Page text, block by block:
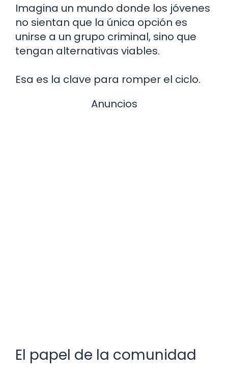
Imagina un mundo donde los jóvenes
no sientan que la única opción es
unirse a un grupo criminal, sino que
tengan alternativas viables.
Esa es la clave para romper el ciclo.
Anuncios
El papel de la comunidad